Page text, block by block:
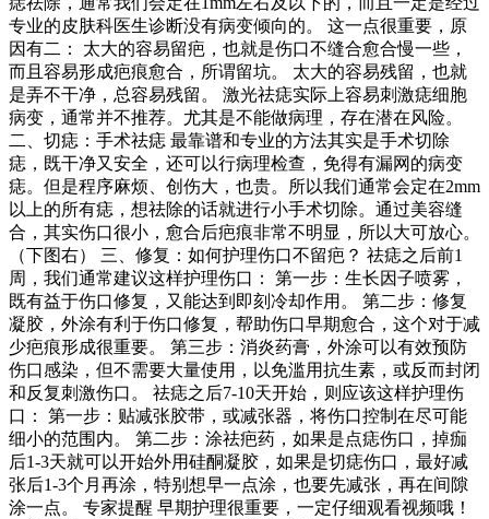
专业的皮肤科医生诊断没有病变倾向的。 这一点很重要，原
因有二： 太大的容易留疤，也就是伤口不缝合愈合慢一些，
而且容易形成疤痕愈合，所谓留坑。 太大的容易残留，也就
是弄不干净，总容易残留。 激光祛痣实际上容易刺激痣细胞
病变，通常并不推荐。尤其是不能做病理，存在潜在风险。
二、切痣：手术祛痣 最靠谱和专业的方法其实是手术切除
痣，既干净又安全，还可以行病理检查，免得有漏网的病变
痣。但是程序麻烦、创伤大，也贵。所以我们通常会定在2mm
以上的所有痣，想祛除的话就进行小手术切除。通过美容缝
合，其实伤口很小，愈合后疤痕非常不明显，所以大可放心。
（下图右） 三、修复：如何护理伤口不留疤？ 祛痣之后前1
周，我们通常建议这样护理伤口： 第一步：生长因子喷雾，
既有益于伤口修复，又能达到即刻冷却作用。 第二步：修复
凝胶，外涂有利于伤口修复，帮助伤口早期愈合，这个对于减
少疤痕形成很重要。 第三步：消炎药膏，外涂可以有效预防
伤口感染，但不需要大量使用，以免滥用抗生素，或反而封闭
和反复刺激伤口。 祛痣之后7-10天开始，则应该这样护理伤
口： 第一步：贴减张胶带，或减张器，将伤口控制在尽可能
细小的范围内。 第二步：涂祛疤药，如果是点痣伤口，掉痂
后1-3天就可以开始外用硅酮凝胶，如果是切痣伤口，最好减
张后1-3个月再涂，特别想早一点涂，也要先减张，再在间隙
涂一点。 专家提醒 早期护理很重要，一定仔细观看视频哦！